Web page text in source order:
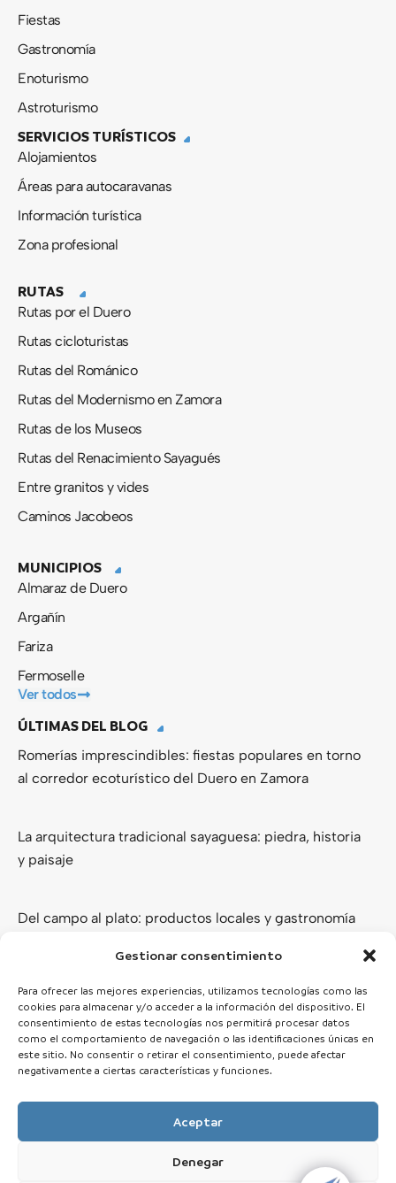
Gestionar consentimiento
Para ofrecer las mejores experiencias, utilizamos tecnologías como las
cookies para almacenar y/o acceder a la información del dispositivo. El
consentimiento de estas tecnologías nos permitirá procesar datos
como el comportamiento de navegación o las identificaciones únicas en
este sitio. No consentir o retirar el consentimiento, puede afectar
negativamente a ciertas características y funciones.
Aceptar
Denegar
Fiestas
Gastronomía
Enoturismo
Astroturismo
SERVICIOS TURÍSTICOS
Alojamientos
Áreas para autocaravanas
Información turística
Zona profesional
RUTAS
Rutas por el Duero
Rutas cicloturistas
Rutas del Románico
Rutas del Modernismo en Zamora
Rutas de los Museos
Rutas del Renacimiento Sayagués
Entre granitos y vides
Caminos Jacobeos
MUNICIPIOS
Almaraz de Duero
Argañín
Fariza
Fermoselle
Ver todos
ÚLTIMAS DEL BLOG
Romerías imprescindibles: fiestas populares en torno
al corredor ecoturístico del Duero en Zamora
La arquitectura tradicional sayaguesa: piedra, historia
y paisaje
Del campo al plato: productos locales y gastronomía
© 2025 Zamora Esencial · Todos los derechos reservados